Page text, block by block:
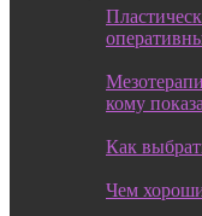
кому
Как
Чем